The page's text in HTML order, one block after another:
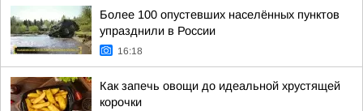
Более 100 опустевших населённых пунктов
упразднили в России
16:18
Как запечь овощи до идеальной хрустящей
корочки